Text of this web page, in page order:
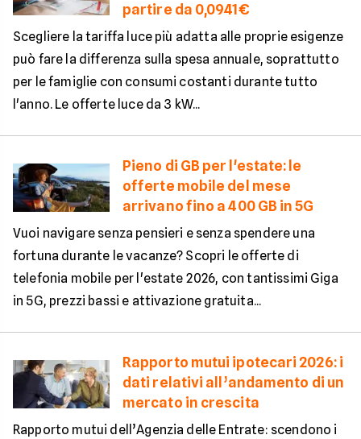
partire da 0,0941€
Scegliere la tariffa luce più adatta alle proprie esigenze
può fare la differenza sulla spesa annuale, soprattutto
per le famiglie con consumi costanti durante tutto
l'anno. Le offerte luce da 3 kW...
Pieno di GB per l'estate: le
offerte mobile del mese
arrivano fino a 400 GB in 5G
Vuoi navigare senza pensieri e senza spendere una
fortuna durante le vacanze? Scopri le offerte di
telefonia mobile per l'estate 2026, con tantissimi Giga
in 5G, prezzi bassi e attivazione gratuita...
Rapporto mutui ipotecari 2026: i
dati relativi all’andamento di un
mercato in crescita
Rapporto mutui dell’Agenzia delle Entrate: scendono i